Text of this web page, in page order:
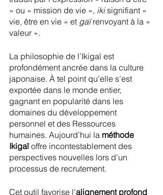
» ou « mission de vie », iki signifiant «
vie, être en vie » et gaï renvoyant à la «
valeur ».
La philosophie de l’Ikigaï est
profondément ancrée dans la culture
japonaise. À tel point qu’elle s’est
exportée dans le monde entier,
gagnant en popularité dans les
domaines du développement
personnel et des Ressources
humaines. Aujourd’hui la méthode
Ikigaï offre incontestablement des
perspectives nouvelles lors d’un
processus de recrutement.
Cet outil favorise l’alignement profond